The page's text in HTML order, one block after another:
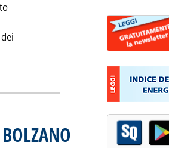
Leggi tutta la notizia: 'CORSO
. Pubblicata mercoledì 29 marzo